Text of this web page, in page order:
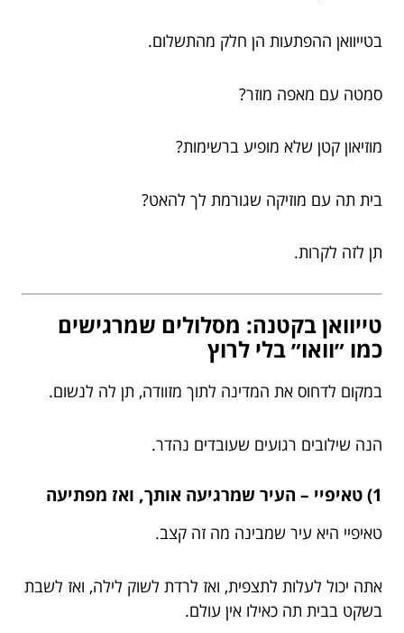
בטייוואן ההפתעות הן חלק מהתשלום.
סמטה עם מאפה מוזר?
מוזיאון קטן שלא מופיע ברשימות?
בית תה עם מוזיקה שגורמת לך להאט?
תן לזה לקרות.
טייוואן בקטנה: מסלולים שמרגישים
כמו ״וואו״ בלי לרוץ
במקום לדחוס את המדינה לתוך מזוודה, תן לה לנשום.
הנה שילובים רגועים שעובדים נהדר.
1) טאיפיי – העיר שמרגיעה אותך, ואז מפתיעה
טאיפיי היא עיר שמבינה מה זה קצב.
אתה יכול לעלות לתצפית, ואז לרדת לשוק לילה, ואז לשבת
בשקט בבית תה כאילו אין עולם.